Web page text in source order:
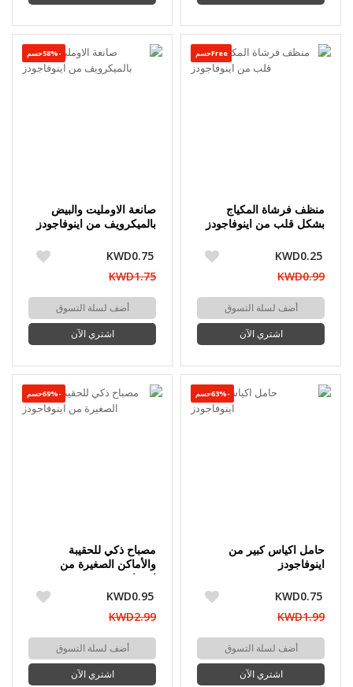
Freeحسم
منظف فرشاة المكياج
بشكل قلب من اينوفاجودز
KWD0.25
KWD0.99
أضف لسلة التسوق
اشتري الآن
-58%حسم
صانعة الاومليت والبيض
بالميكرويف من اينوفاجودز
KWD0.75
KWD1.75
أضف لسلة التسوق
اشتري الآن
-63%حسم
حامل اكياس كبير من
اينوفاجودز
KWD0.75
KWD1.99
أضف لسلة التسوق
اشتري الآن
-69%حسم
مصباح ذكي للحقيبة
والأماكن الصغيرة من
اينوفاجودز
KWD0.95
KWD2.99
أضف لسلة التسوق
اشتري الآن